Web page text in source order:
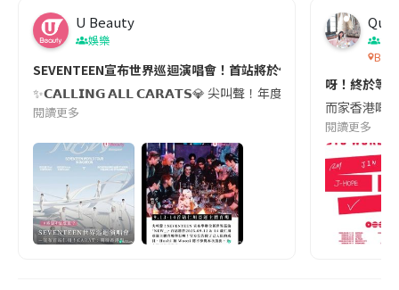
U Beauty
娛樂
SEVENTEEN宣布世界巡迴演唱會！首站將於仁川舉行 CARAT：
✨𝗖𝗔𝗟𝗟𝗜𝗡𝗚 𝗔𝗟𝗟 𝗖𝗔𝗥𝗔𝗧𝗦💎 尖叫聲！年度盛事終於來了！
閱讀更多
BTS
呀！終於等
而家香港嘅
閱讀更多